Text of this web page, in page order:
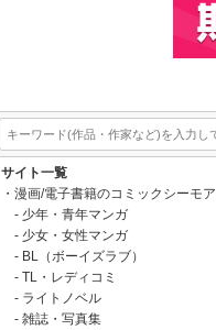
サイト一覧
漫画/電子書籍のコミックシーモア
少年・青年マンガ
少女・女性マンガ
BL（ボーイズラブ）
TL・レディコミ
ライトノベル
雑誌・写真集